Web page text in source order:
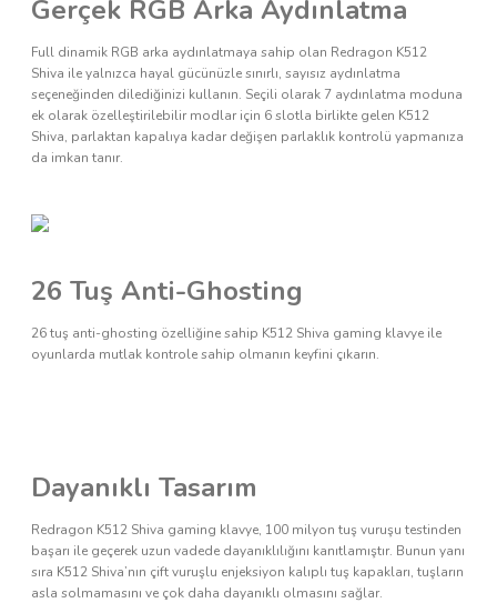
Gerçek RGB Arka Aydınlatma
Full dinamik RGB arka aydınlatmaya sahip olan Redragon K512
Shiva ile yalnızca hayal gücünüzle sınırlı, sayısız aydınlatma
seçeneğinden dilediğinizi kullanın. Seçili olarak 7 aydınlatma moduna
ek olarak özelleştirilebilir modlar için 6 slotla birlikte gelen K512
Shiva, parlaktan kapalıya kadar değişen parlaklık kontrolü yapmanıza
da imkan tanır.
26 Tuş Anti-Ghosting
26 tuş anti-ghosting özelliğine sahip K512 Shiva gaming klavye ile
oyunlarda mutlak kontrole sahip olmanın keyfini çıkarın.
Dayanıklı Tasarım
Redragon K512 Shiva gaming klavye, 100 milyon tuş vuruşu testinden
başarı ile geçerek uzun vadede dayanıklılığını kanıtlamıştır. Bunun yanı
sıra K512 Shiva’nın çift vuruşlu enjeksiyon kalıplı tuş kapakları, tuşların
asla solmamasını ve çok daha dayanıklı olmasını sağlar.